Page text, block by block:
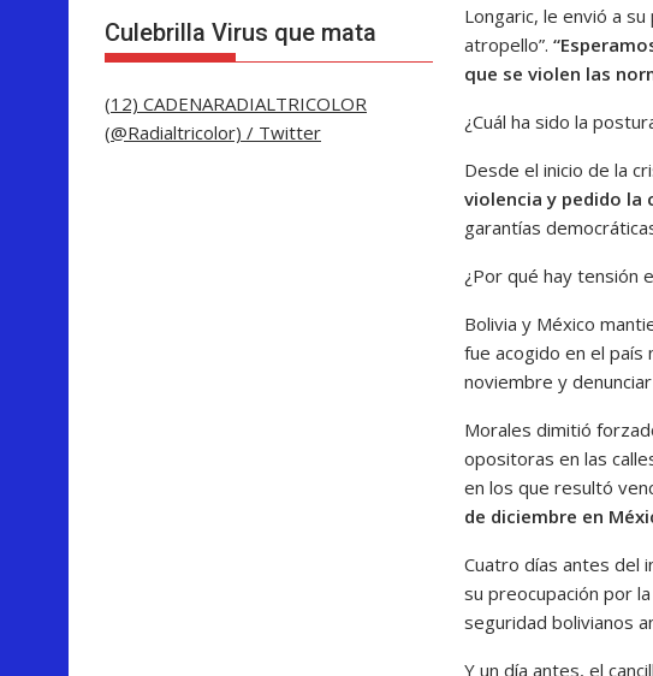
Longaric, le envió a
atropello”.
que se violen las
¿Cuál ha sido la
Desde el inicio de la
violencia y pedido la
garantías
¿Por qué hay tensión
Bolivia y México
fue acogido en el
noviembre y
Morales dimitió
opositoras en las
en los que resultó
de diciembre en
Cuatro días antes del
su preocupación por
seguridad bolivianos
Y un día antes, el
Culebrilla Virus que mata
(12) CADENARADIALTRICOLOR
(@Radialtricolor) / Twitter